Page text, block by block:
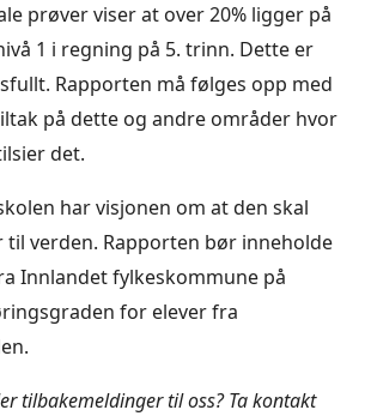
prøver viser at over 20% ligger på
1 i regning på 5. trinn. Dette er
Rapporten må følges opp med
på dette og andre områder hvor
det.
har visjonen om at den skal
til verden. Rapporten bør inneholde
Innlandet fylkeskommune på
for elever fra
tilbakemeldinger til oss? Ta kontakt